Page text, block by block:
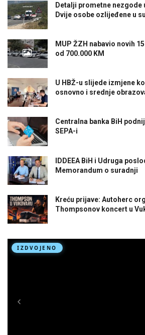
Detalji prometne nezgode
Dvije osobe ozlijeđene u
MUP ŽZH nabavio novih
od 700.000 KM
U HBŽ-u slijede izmjene
osnovno i srednje
Centralna banka BiH
SEPA-i
IDDEEA BiH i Udruga
Memorandum o suradnji
Kreću prijave: Autoherc
Thompsonov koncert u